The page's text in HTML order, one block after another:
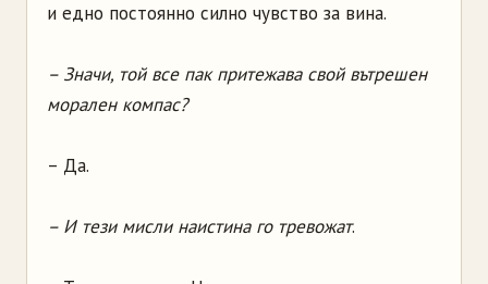
и едно постоянно силно чувство за вина.
– Значи, той все пак притежава свой вътрешен
морален компас?
– Да.
– И тези мисли наистина го тревожат.